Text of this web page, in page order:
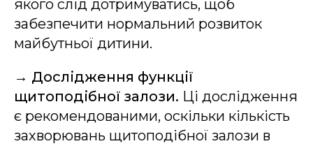
якого слід дотримуватись, щоб
забезпечити нормальний розвиток
майбутньої дитини.
→ Дослідження функції
щитоподібної залози. Ці дослідження
є рекомендованими, оскільки кількість
захворювань щитоподібної залози в